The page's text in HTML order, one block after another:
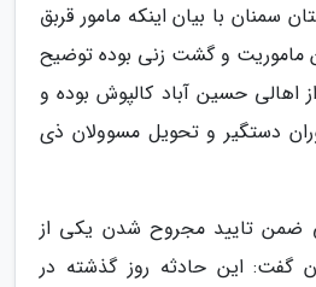
سمنان با بیان اینکه مامور قربق
ماموریت و گشت زنی بوده توضیح
اهالی حسین آباد کالپوش بوده و
دستگیر و تحویل مسوولان ذی
ضمن تایید مجروح شدن یکی از
گفت: این حادثه روز گذشته در